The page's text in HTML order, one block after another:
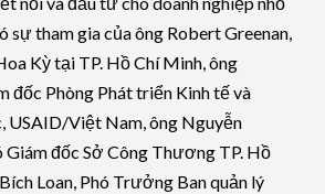
sự tham gia của ông Robert Greenan,
Kỳ tại TP. Hồ Chí Minh, ông
đốc Phòng Phát triển Kinh tế và
USAID/Việt Nam, ông Nguyễn
đốc Sở Công Thương TP. Hồ
Loan, Phó Trưởng Ban quản lý